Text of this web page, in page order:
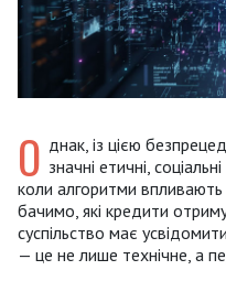
О днак, із цією
значні етичні,
коли алгоритми
бачимо, які кредити
суспільство має
— це не лише технічне, а